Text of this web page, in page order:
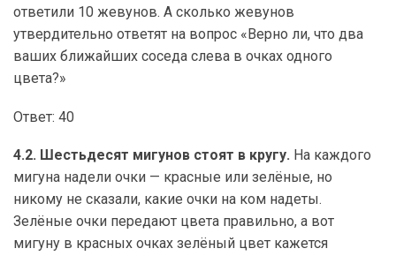
ответили 10 жевунов. А сколько жевунов
утвердительно ответят на вопрос «Верно ли, что два
ваших ближайших соседа слева в очках одного
цвета?»
Ответ: 40
4.2. Шестьдесят мигунов стоят в кругу. На каждого
мигуна надели очки — красные или зелёные, но
никому не сказали, какие очки на ком надеты.
Зелёные очки передают цвета правильно, а вот
мигуну в красных очках зелёный цвет кажется